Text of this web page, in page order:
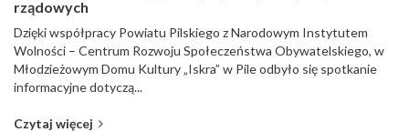
rządowych
Dzięki współpracy Powiatu Pilskiego z Narodowym Instytutem
Wolności – Centrum Rozwoju Społeczeństwa Obywatelskiego, w
Młodzieżowym Domu Kultury „Iskra” w Pile odbyło się spotkanie
informacyjne dotyczą...
Czytaj więcej